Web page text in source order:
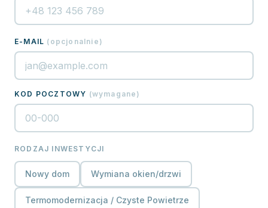
E-MAIL ( opcjonalnie )
KOD POCZTOWY (wymagane )
RODZAJ INWESTYCJI
Nowy dom Wymiana okien/drzwi
Termomodernizacja / Czyste Powietrze